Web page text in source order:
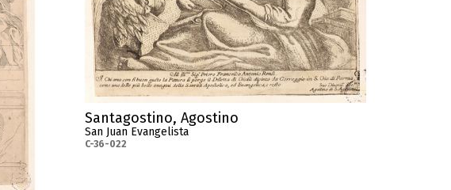
Santagostino, Agostino
San Juan Evangelista
C-36-022